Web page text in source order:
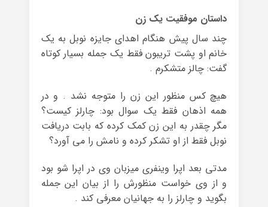
داستان موفقیت یک زن
چند سال پیش هنگام اهدای جایزه نوبل به یک
خانم او پشت تریبون فقط یک جمله بسیار کوتاه
گفت: چالز متشکرم .
هیچ کس منظور این زن را متوجه نشد . و در
همه اذهان فقط یک سوال بود: چارلز کیست؟
مگر چقدر به این زن کمک کرده که بابت دریافت
نوبل فقط از او تشکر کرده و نامش را می آورد؟
مدتی بعد اپرا وینفری میزبان وی در اپرا شو بود
و از وی خواست منظورش را از بیان این جمله
بگوید و چارلز را به جهانیان معرفی کند .